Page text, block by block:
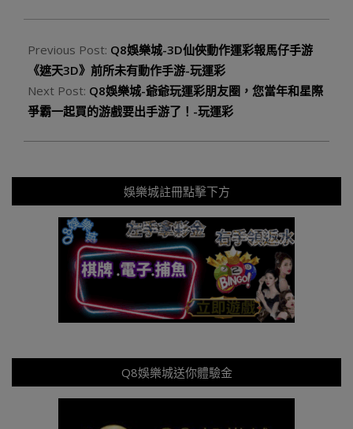
Previous Post: Q8娛樂城-3D仙俠動作運彩報馬仔手游
《遮天3D》前所未有動作手游-玩運彩
Next Post: Q8娛樂城-爺爺玩運彩朋友圈，您當年和星際
爭霸一起買的游戲要出手游了！-玩運彩
娛樂城註冊點擊下方
Q8娛樂城送你體驗金